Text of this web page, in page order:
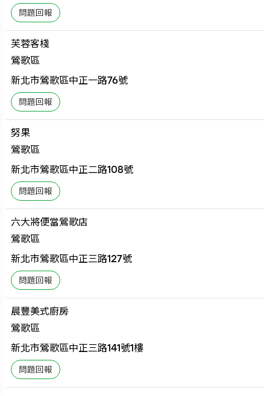
芙蓉客棧
鶯歌區
新北市鶯歌區中正一路76號
努果
鶯歌區
新北市鶯歌區中正二路108號
六大將便當鶯歌店
鶯歌區
新北市鶯歌區中正三路127號
晨豐美式廚房
鶯歌區
新北市鶯歌區中正三路141號1樓